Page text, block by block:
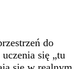
do
się „tu